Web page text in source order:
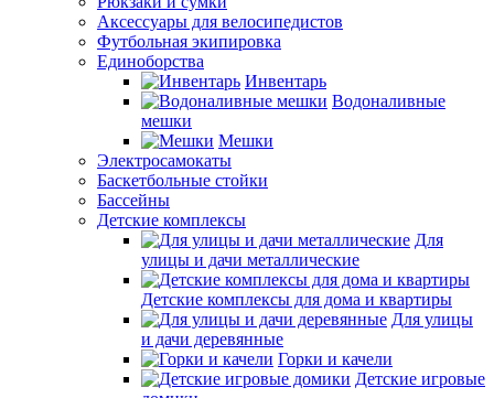
Аксессуары для велосипедистов
Футбольная экипировка
Единоборства
Инвентарь
Водоналивные
мешки
Мешки
Электросамокаты
Баскетбольные стойки
Бассейны
Детские комплексы
Для
улицы и дачи металлические
Детские комплексы для дома и квартиры
Для улицы
и дачи деревянные
Горки и качели
Детские игровые